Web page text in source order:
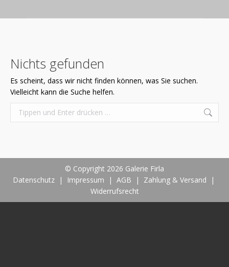
Nichts gefunden
Es scheint, dass wir nicht finden können, was Sie suchen.
Vielleicht kann die Suche helfen.
Search:
© Copyright 2026 Galerie Firla
Datenschutz| Impressum | AGB | Zahlung & Versand |
Widerrufsrecht